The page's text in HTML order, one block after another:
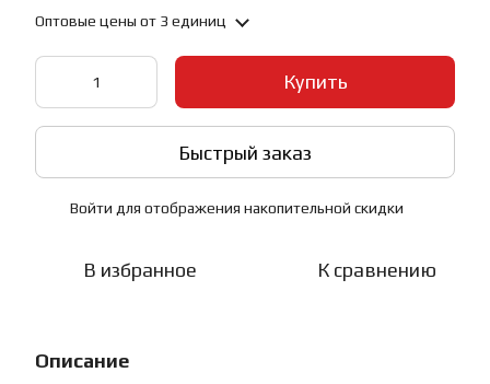
Оптовые цены от 3 единиц
Купить
Быстрый заказ
Войти для отображения накопительной скидки
В избранное К сравнению
Описание